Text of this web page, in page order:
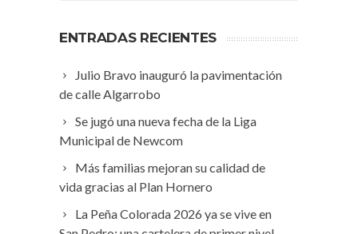
ENTRADAS RECIENTES
Julio Bravo inauguró la pavimentación
de calle Algarrobo
Se jugó una nueva fecha de la Liga
Municipal de Newcom
Más familias mejoran su calidad de
vida gracias al Plan Hornero
La Peña Colorada 2026 ya se vive en